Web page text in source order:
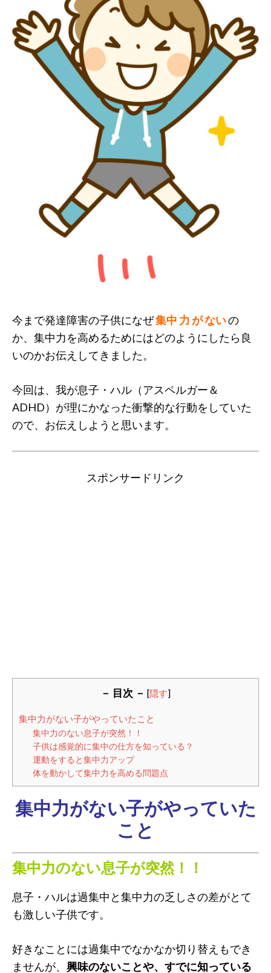
今まで発達障害の子供になぜ集中 力 が ないの
か、集中力を高めるためにはどのようにしたら良
いのかお伝えしてきました。
今回は、我が息子・ハル（アスペルガー＆
ADHD）が理にかなった衝撃的な行動をしていた
ので、お伝えしようと思います。
スポンサードリンク
－ 目次 － [隠す]
集中力がない子がやっていたこと
集中力のない息子が突然！！
子供は感覚的に集中の仕方を知っている？
運動をすると集中力アップ
体を動かして集中力を高める問題点
集中力がない子がやっていた
こと
集中力のない息子が突然！！
息子・ハルは過集中と集中力の乏しさの差がとて
も激しい子供です。
好きなことには過集中でなかなか切り替えもでき
ませんが、 興味のないことや、すでに知っている